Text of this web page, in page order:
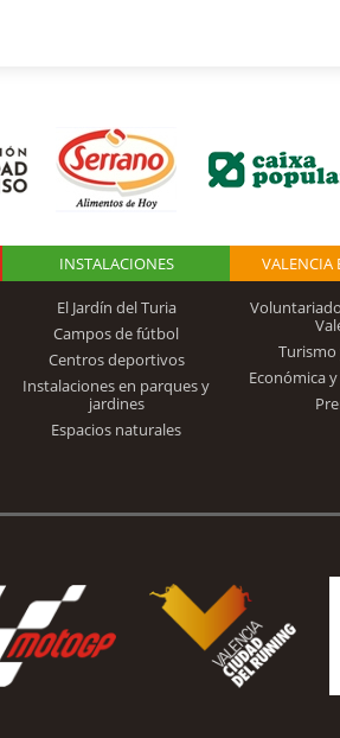
INSTALACIONES
El Jardín del Turia
Campos de fútbol
Centros deportivos
Instalaciones en parques y
jardines
Espacios naturales
VALENCIA
Económica